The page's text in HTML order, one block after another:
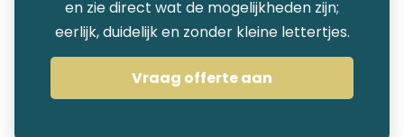
en zie direct wat de mogelijkheden zijn;
eerlijk, duidelijk en zonder kleine lettertjes.
Vraag offerte aan